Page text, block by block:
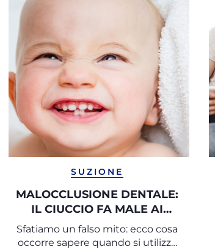
SUZIONE
MALOCCLUSIONE DENTALE:
IL CIUCCIO FA MALE AI
DENTI?
Sfatiamo un falso mito: ecco cosa
occorre sapere quando si utilizza